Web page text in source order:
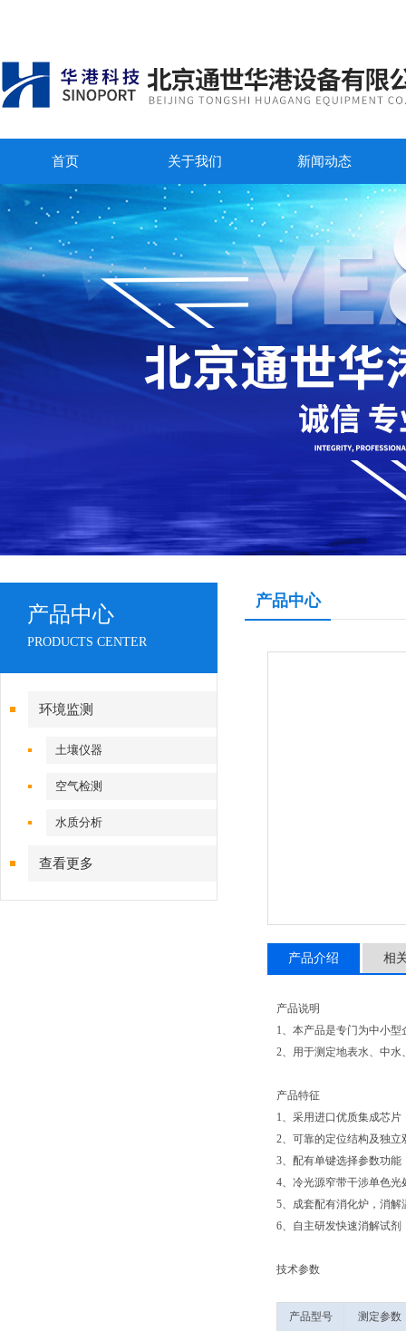
首页 关于我们 新闻动态
产品中心
PRODUCTS CENTER
环境监测
土壤仪器
空气检测
水质分析
查看更多
产品中心
产品介绍 相
产品说明
1、本产品是专门为中小
2、用于测定地表水、中
产品特征
1、采用进口优质集成芯
2、可靠的定位结构及独
3、配有单键选择参数功
4、冷光源窄带干涉单色
5、成套配有消化炉，消
6、自主研发快速消解试
技术参数
产品型号 测定参数